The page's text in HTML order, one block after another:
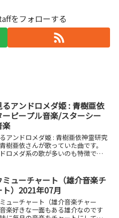
をフォローする
るアンドロメダ姫 : 青樹亜依
ーピープル音楽/スターシー
楽
アンドロメダ姫 : 青樹亜依神霊研究
樹亜依さんが歌っていた曲です。
ロメダ系の歌が多いのも特徴で
だきましてありがとうございまし
ナタに素敵な...
ミューチャート（雄介音楽チ
ト）2021年07月
ューチャート（雄介音楽チャー
楽好きな一面もある雄介なのです